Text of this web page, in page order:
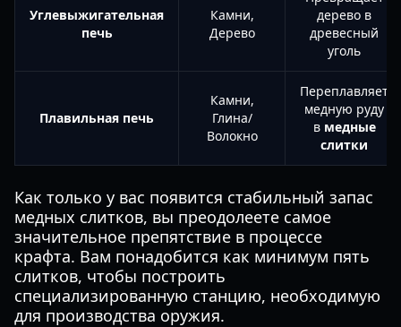
Углевыжигательная
печь
Камни,
Дерево
дерево в
древесный
уголь
Плавильная печь
Камни,
Глина/
Волокно
Переплавляет
медную руду
в медные
слитки
Как только у вас появится стабильный запас
медных слитков, вы преодолеете самое
значительное препятствие в процессе
крафта. Вам понадобится как минимум пять
слитков, чтобы построить
специализированную станцию, необходимую
для производства оружия.